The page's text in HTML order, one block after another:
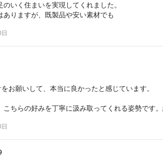
いく住まいを実現してくれました。
ありますが、既製品や安い素材でも
してくださり、経年変化も楽しみです。
心感がありますし、アフターケアもしていただ
お願いして、本当に良かったと感じています。
こちらの好みを丁寧に汲み取ってくれる姿勢です
製品の素材を上手に活用しながら、安っぽく見
使えば良い家ができる」という発想ではなく、「
感じました。